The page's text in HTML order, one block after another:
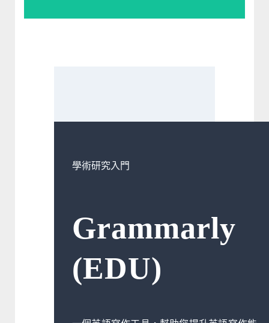
學術研究入門
Grammarly
(EDU)